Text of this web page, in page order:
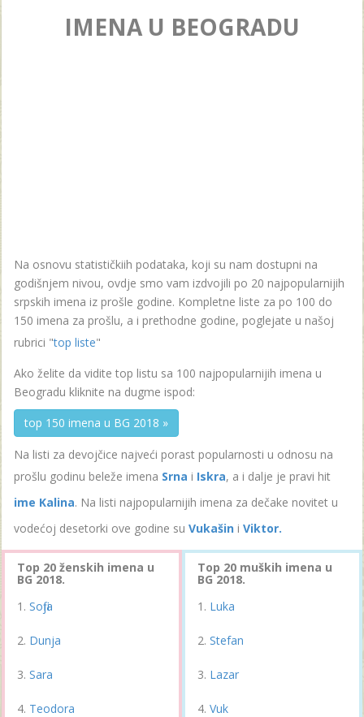
IMENA U BEOGRADU
Na osnovu statističkiih podataka, koji su nam dostupni na
godišnjem nivou, ovdje smo vam izdvojili po 20 najpopularnijih
srpskih imena iz prošle godine. Kompletne liste za po 100 do
150 imena za prošlu, a i prethodne godine, poglejate u našoj
rubrici "top liste"
Ako želite da vidite top listu sa 100 najpopularnijih imena u
Beogradu kliknite na dugme ispod:
top 150 imena u BG 2018 »
Na listi za devojčice najveći porast popularnosti u odnosu na
prošlu godinu beleže imena Srna i Iskra, a i dalje je pravi hit
ime Kalina. Na listi najpopularnijih imena za dečake novitet u
vodećoj desetorki ove godine su Vukašin i Viktor.
Top 20 ženskih imena u
BG 2018.
Sofija
Dunja
Sara
Teodora
Top 20 muških imena u
BG 2018.
Luka
Stefan
Lazar
Vuk